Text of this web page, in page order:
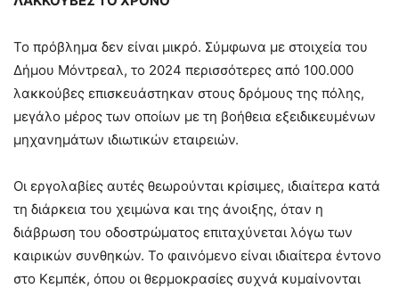
Το πρόβλημα δεν είναι μικρό. Σύμφωνα με στοιχεία του
Δήμου Μόντρεαλ, το 2024 περισσότερες από 100.000
λακκούβες επισκευάστηκαν στους δρόμους της πόλης,
μεγάλο μέρος των οποίων με τη βοήθεια εξειδικευμένων
μηχανημάτων ιδιωτικών εταιρειών.
Οι εργολαβίες αυτές θεωρούνται κρίσιμες, ιδιαίτερα κατά
τη διάρκεια του χειμώνα και της άνοιξης, όταν η
διάβρωση του οδοστρώματος επιταχύνεται λόγω των
καιρικών συνθηκών. Το φαινόμενο είναι ιδιαίτερα έντονο
στο Κεμπέκ, όπου οι θερμοκρασίες συχνά κυμαίνονται